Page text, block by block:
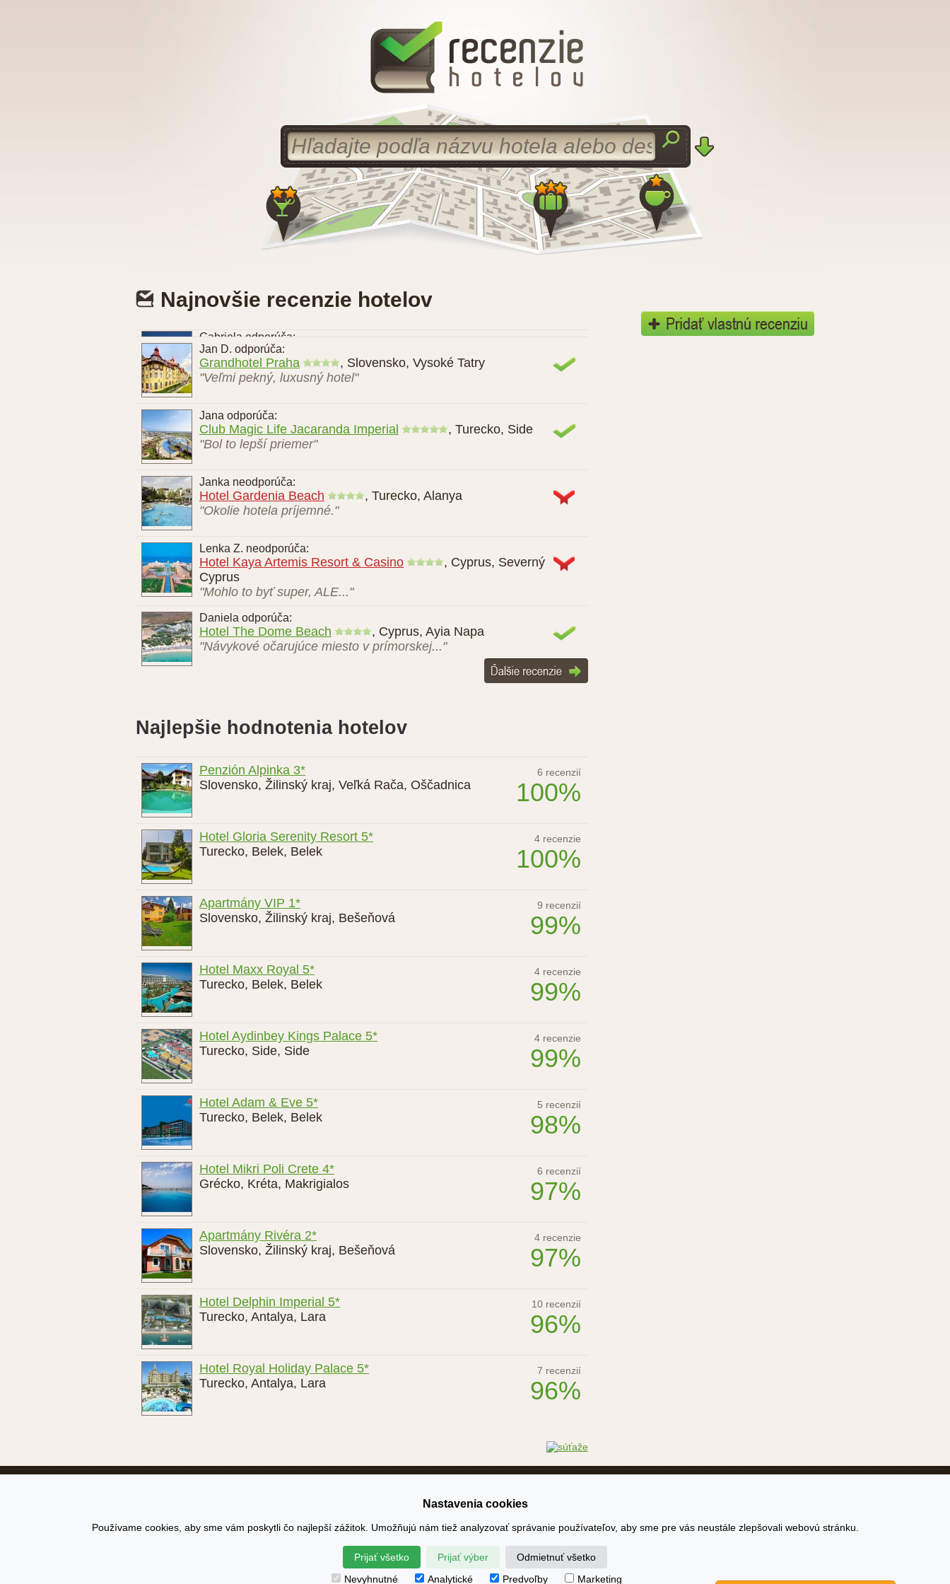
Najnovšie recenzie hotelov
Gabriela odporúča:
Hotel Jantár Slovensko
Banskobystrický kraj
"Vynikajúce kúpeľné služby, strava, čistota,..."
Grandhotel Praha
"Veľmi pekný, luxusný hotel"
Club Magic Life Jacaranda Imperial
"Bol to lepší priemer"
Hotel Gardenia Beach
"Okolie hotela príjemné."
Lenka Z. neodporúča:
Hotel Kaya Artemis Resort & Casino
Cyprus
"Mohlo to byť super, ALE..."
Najlepšie hodnotenia hotelov
Penzión Alpinka 3*
Slovensko, Žilinský kraj, Veľká Rača, Oščadnica
6 recenzií
100%
Hotel Gloria Serenity Resort 5*
Turecko, Belek, Belek
4 recenzie
100%
Apartmány VIP 1*
Slovensko, Žilinský kraj, Bešeňová
9 recenzií
99%
Hotel Maxx Royal 5*
Turecko, Belek, Belek
4 recenzie
99%
Hotel Aydinbey Kings Palace 5*
Turecko, Side, Side
4 recenzie
99%
Hotel Adam & Eve 5*
Turecko, Belek, Belek
5 recenzií
98%
Hotel Mikri Poli Crete 4*
Grécko, Kréta, Makrigialos
6 recenzií
97%
Apartmány Rivéra 2*
Slovensko, Žilinský kraj, Bešeňová
4 recenzie
97%
Hotel Delphin Imperial 5*
Turecko, Antalya, Lara
10 recenzií
96%
Hotel Royal Holiday Palace 5*
Turecko, Antalya, Lara
7 recenzií
96%
Kontakt Mapa stránky
Nastavenia cookies
Používame cookies, aby sme vám poskytli čo najlepší zážitok. Umožňujú nám tiež analyzovať správanie používateľov, aby sme pre vás neustále zlepšovali webovú stránku.
Prijať všetko Prijať výber
Odmietnuť všetko
Nevyhnutné
Analytické Predvoľby Marketing